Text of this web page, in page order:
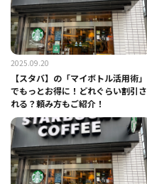
2025.09.20
【スタバ】の「マイボトル活用術」
でもっとお得に！どれぐらい割引さ
れる？頼み方もご紹介！